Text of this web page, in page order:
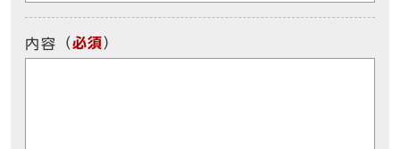
内容 （必須）